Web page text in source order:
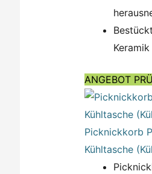
ANGEBOT
Picknickkorb
Kühltasche